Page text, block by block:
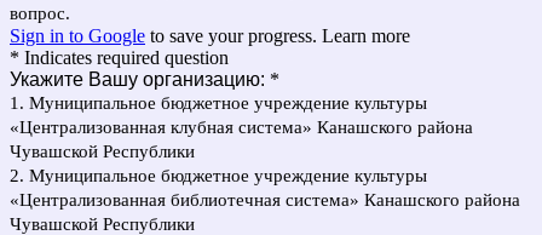
вопрос.
Sign in to Google to save your progress. Learn more
* Indicates required question
Укажите Вашу организацию: *
1. Муниципальное бюджетное учреждение культуры
«Централизованная клубная система» Канашского района
Чувашской Республики
2. Муниципальное бюджетное учреждение культуры
«Централизованная библиотечная система» Канашского района
Чувашской Республики